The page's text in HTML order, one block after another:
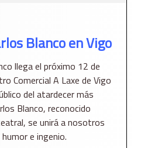
Blanco en Vigo
llega el próximo 12 de
Comercial A Laxe de Vigo
del atardecer más
Blanco, reconocido
se unirá a nosotros
e ingenio.